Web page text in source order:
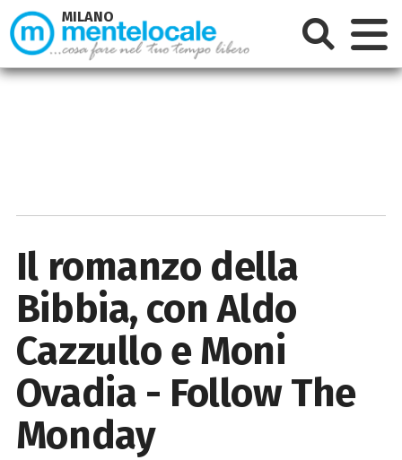
Il romanzo della
Bibbia, con Aldo
Cazzullo e Moni
Ovadia - Follow The
Monday
MILANO